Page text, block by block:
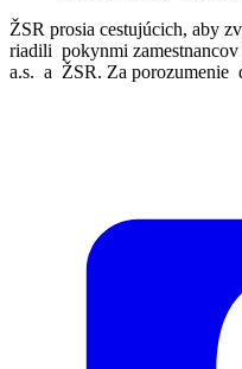
ŽSR prosia cestujúcich, aby
riadili pokynmi
a.s. a ŽSR. Za porozumenie